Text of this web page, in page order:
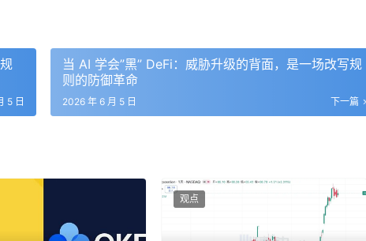
钱包安全、链上攻击、资金流向和可疑交易。AI Agent 发展起
行为。
访问数据、执行流程，甚至触发支付和链上操作。
库、内部知识库和工单系统，用它来整理客户信息、生成会议纪
务和跟进客户。这个场景看起来是在提升效率，但背后会牵涉到
料？能不能把合同内容发给外部工具？能不能访问员工邮箱？能
不会把内部信息泄露出去？
5 日
当 AI 学会”黑” DeFi：威胁升级的背面，是一场改写规
则的防御革命
下一篇
2026 年 6 月 5 日
观点